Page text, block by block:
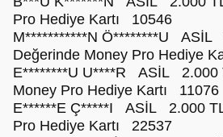
Pro Hediye Kartı 10546
M***********N Ö********U ASİL
Değerinde Money Pro Hediye
E********U U****R ASİL 2.000
Money Pro Hediye Kartı
E******E Ç*****I ASİL 2.000
Pro Hediye Kartı 22537